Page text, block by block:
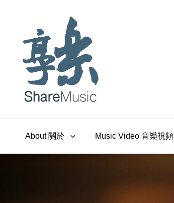
ShareMusic · 享樂
嘗試用音樂說故事的七字輩大叔
About 關於 Music Video 音樂視頻